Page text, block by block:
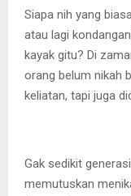
Siapa nih yang
atau lagi
kayak gitu? Di
orang belum nikah
keliatan, tapi juga
Gak sedikit
memutuskan